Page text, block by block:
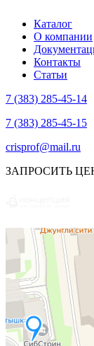
Каталог
О компании
Контакты
Статьи
7 (383) 285-45-14
7 (383) 285-45-15
crisprof@mail.ru
ЗАПРОСИТЬ